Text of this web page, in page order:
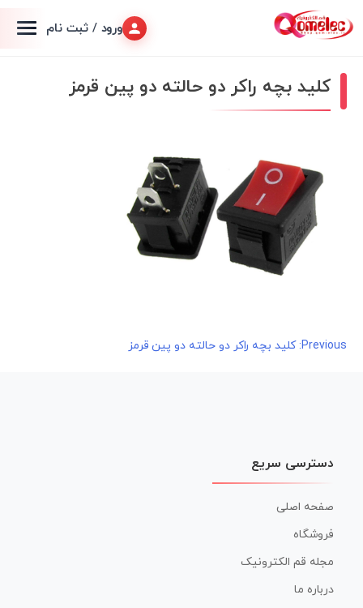
ورود / ثبت نام
کلید بچه راکر دو حالته دو پین قرمز
راهبری
Previous: کلید بچه راکر دو حالته دو پین قرمز
دسترسی سریع
صفحه اصلی
فروشگاه
مجله قم الکترونیک
درباره ما